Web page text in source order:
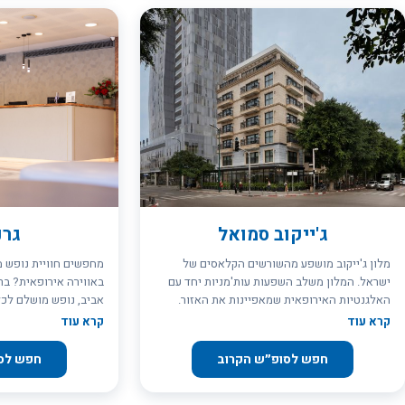
המתבצעת ישירות מהלובי. זאת, בעזרת הצוות
המקצועי והאדיב שישמח לעמוד לרשותם בכל עת
וייתן מענה לכל בקשה ביעילות. אווירת נינוחות
רגועה, שורה במרפסת הפטיו של המלון. רצפת
הדק, רהיטי הגן הנעימים ואדניות הרקפות יהוו רקע
נפלא לישיבה סביב ספלי קפה באחר צהריים שקט.
נמל תל אביב היפיפה והתוסס, שהפך לאטרקציה
מבוקשת בשנים האחרונות, ינעים את זמנם של
היושבים במסעדות או בברים הרבים המצויים בו.
הים הכחול, הדייגים, גלי הים המרססים את
הטיילת והמטיילים בה והשמש המפנקת באור בהיר
ושיזוף מהיר, יהפכו כל ביקור למיוחד ואת החופשה
- להצלחה גמורה.
מרכז כנסים ומרכז ספא חווייתי משלימים חווית
אירוח תל אביבית מושלמת בסטנדרט הבינלאומי
של קולקציית מלונות בראון.
ג'ייקוב סמואל
מלון ג'ייקוב מושפע מהשורשים הקלאסים של
ישראל. המלון משלב השפעות עות'מניות יחד עם
האלגנטיות האירופאית שמאפיינות את האזור.
הנכס מהווה הפוגה מודרנית בתוך טבריה
קבוצות יכולות להזמין מראש ארוחת בוקר
קרא עוד
חפש לסופ״ש הקרוב
מחפשים חוויית
באווירה אירופאית?
אביב, נופש מושלם
בלב תל אביב, מרחק
אירופאי המקדם את
קרא עוד
חפש